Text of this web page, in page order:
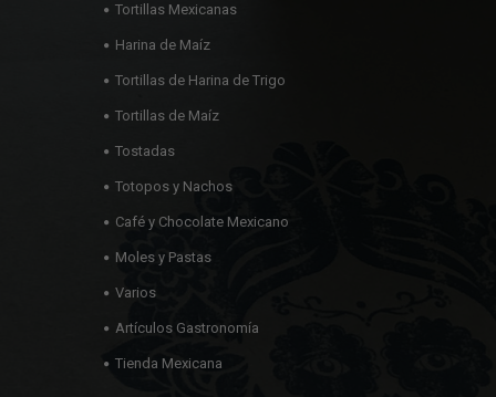
Tortillas Mexicanas
Harina de Maíz
Tortillas de Harina de Trigo
Tortillas de Maíz
Tostadas
Totopos y Nachos
Café y Chocolate Mexicano
Moles y Pastas
Varios
Artículos Gastronomía
Tienda Mexicana